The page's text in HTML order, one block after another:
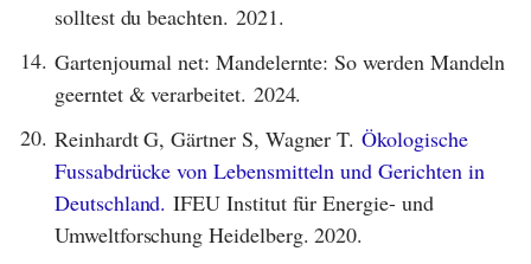
solltest du beachten. 2021.
14. Gartenjournal net: Mandelernte: So werden Mandeln
geerntet & verarbeitet. 2024.
20. Reinhardt G, Gärtner S, Wagner T.Ökologische
Fussabdrücke von Lebensmitteln und Gerichten in
Deutschland. IFEU Institut für Energie- und
Umweltforschung Heidelberg. 2020.